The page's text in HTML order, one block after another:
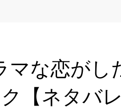
マな恋が
【ネタバレ